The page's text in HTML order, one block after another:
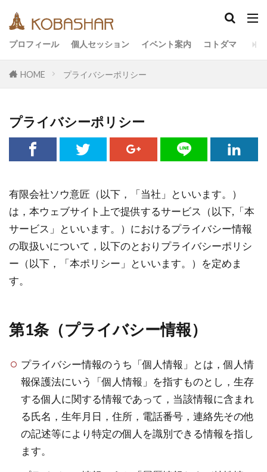
プロフィール 個人セッション イベント案内 コトダマ
HOME プライバシーポリシー
プライバシーポリシー
有限会社ソウ意匠（以下，「当社」といいます。）
は，本ウェブサイト上で提供するサービス（以下,「本
サービス」といいます。）におけるプライバシー情報
の取扱いについて，以下のとおりプライバシーポリシ
ー（以下，「本ポリシー」といいます。）を定めま
す。
第1条（プライバシー情報）
プライバシー情報のうち「個人情報」とは，個人情
報保護法にいう「個人情報」を指すものとし，生存
する個人に関する情報であって，当該情報に含まれ
る氏名，生年月日，住所，電話番号，連絡先その他
の記述等により特定の個人を識別できる情報を指し
ます。
カテゴリー
アーティスト
イベント
オフグリッド
キールタン
デトックス
バシャール・宇宙の法則
ヘナ
友人
合宿 名古屋 地底人
子供
宇宙人
岐阜 引き寄せの法則
愛
断食
旅 沖縄 満月
石川県
検索